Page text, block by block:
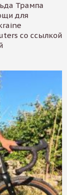
Трампа
для
со ссылкой